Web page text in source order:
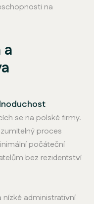
na
se na polské firmy.
proces
počáteční
bez rezidentství
administrativní